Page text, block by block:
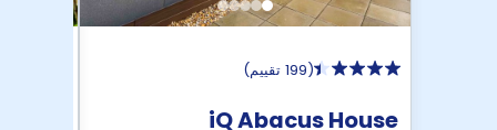
(199 تقييم )
iQ Abacus House